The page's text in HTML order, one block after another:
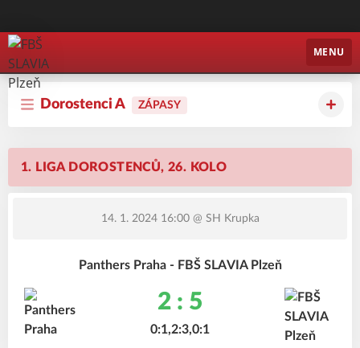
FBŠ SLAVIA Plzeň
MENU
Dorostenci A ZÁPASY
1. LIGA DOROSTENCŮ, 26. KOLO
14. 1. 2024 16:00@ SH Krupka
Panthers Praha - FBŠ SLAVIA Plzeň
2 : 5
0:1,2:3,0:1